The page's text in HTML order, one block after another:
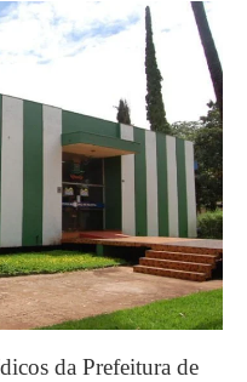
da Prefeitura de